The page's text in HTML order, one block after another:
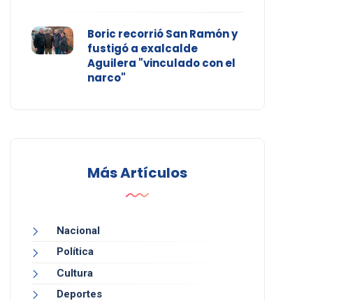
Boric recorrió San Ramón y
fustigó a exalcalde
Aguilera "vinculado con el
narco"
Más Artículos
Nacional
Política
Cultura
Deportes